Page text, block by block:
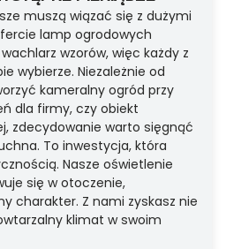
muszą wiązać się z dużymi
lamp ogrodowych
wzorów, więc każdy z
wybierze. Niezależnie od
kameralny ogród przy
dla firmy, czy obiekt
zdecydowanie warto sięgnąć
To inwestycja, która
Nasze oświetlenie
się w otoczenie,
charakter. Z nami zyskasz nie
klimat w swoim